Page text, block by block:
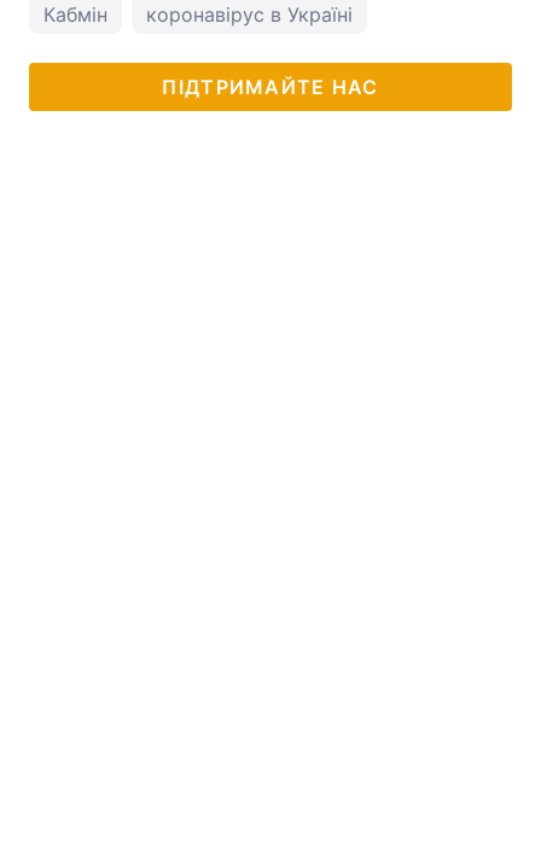
Кабмін коронавірус в Україні
ПІДТРИМАЙТЕ НАС